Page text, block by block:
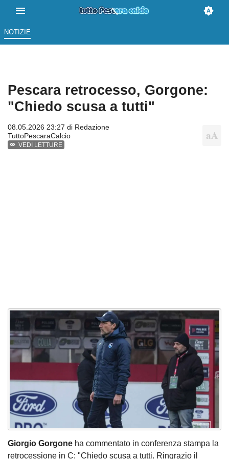
NOTIZIE
Pescara retrocesso, Gorgone:
"Chiedo scusa a tutti"
08.05.2026 23:27 di Redazione
TuttoPescaraCalcio
VEDI LETTURE
Giorgio Gorgone ha commentato in conferenza stampa la
retrocessione in C: "Chiedo scusa a tutti. Ringrazio il